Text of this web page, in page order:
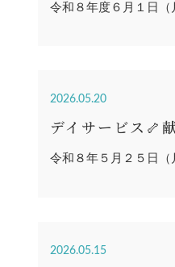
令和８年度６月１日（
2026.05.20
デイサービス🦴
令和８年５月２５日（
2026.05.15